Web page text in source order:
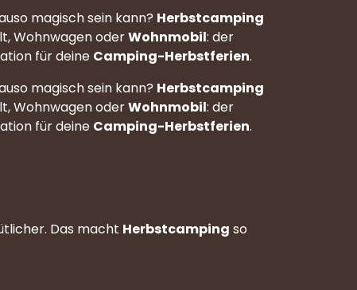
magisch sein kann? Herbstcamping
Wohnwagen oderWohnmobil: der
für deine Camping-Herbstferien.
magisch sein kann? Herbstcamping
Wohnwagen oderWohnmobil: der
für deine Camping-Herbstferien.
Das macht Herbstcamping so